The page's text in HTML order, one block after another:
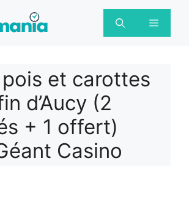
Menu
et carottes
d’Aucy (2
+ 1 offert)
Casino